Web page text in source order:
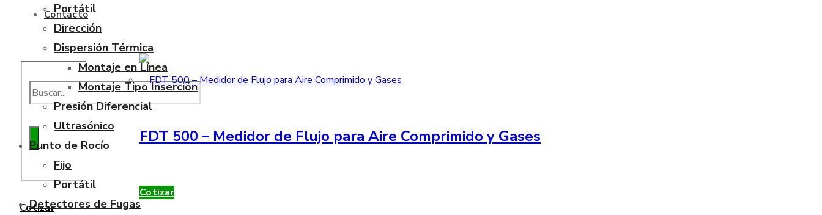
Contacto
Cotizar
FDT 500 – Medidor de Flujo para Aire Comprimido y Gases
Cotizar
Portátil
Dirección
Dispersión Térmica
Montaje en Línea
Montaje Tipo Inserción
Presión Diferencial
Ultrasónico
Punto de Rocío
Fijo
Portátil
Detectores de Fugas